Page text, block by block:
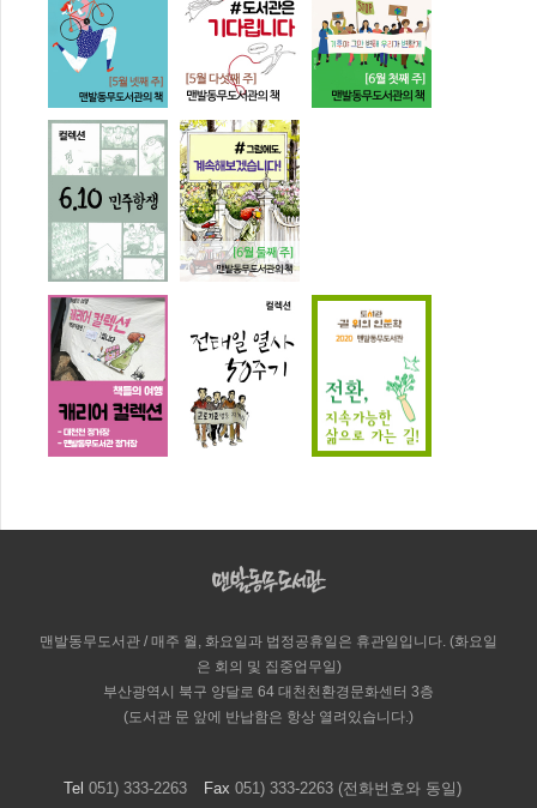
맨발동무도서관 / 매주 월, 화요일과 법정공휴일은 휴관일입니다. (화요일
은 회의 및 집중업무일)
부산광역시 북구 양달로 64 대천천환경문화센터 3층
(도서관 문 앞에 반납함은 항상 열려있습니다.)
Tel 051) 333-2263 Fax 051) 333-2263 (전화번호와 동일)